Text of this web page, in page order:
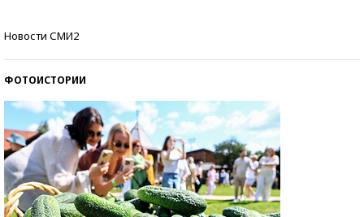
Новости СМИ2
ФОТОИСТОРИИ